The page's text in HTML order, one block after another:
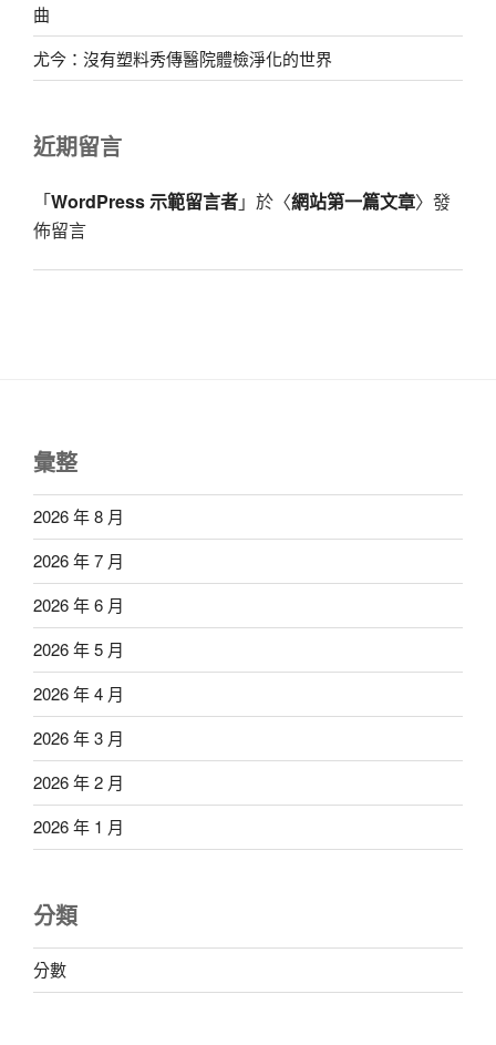
曲
尤今：沒有塑料秀傳醫院體檢淨化的世界
近期留言
「WordPress 示範留言者」於〈網站第一篇文章〉發
佈留言
彙整
2026 年 8 月
2026 年 7 月
2026 年 6 月
2026 年 5 月
2026 年 4 月
2026 年 3 月
2026 年 2 月
2026 年 1 月
分類
分數